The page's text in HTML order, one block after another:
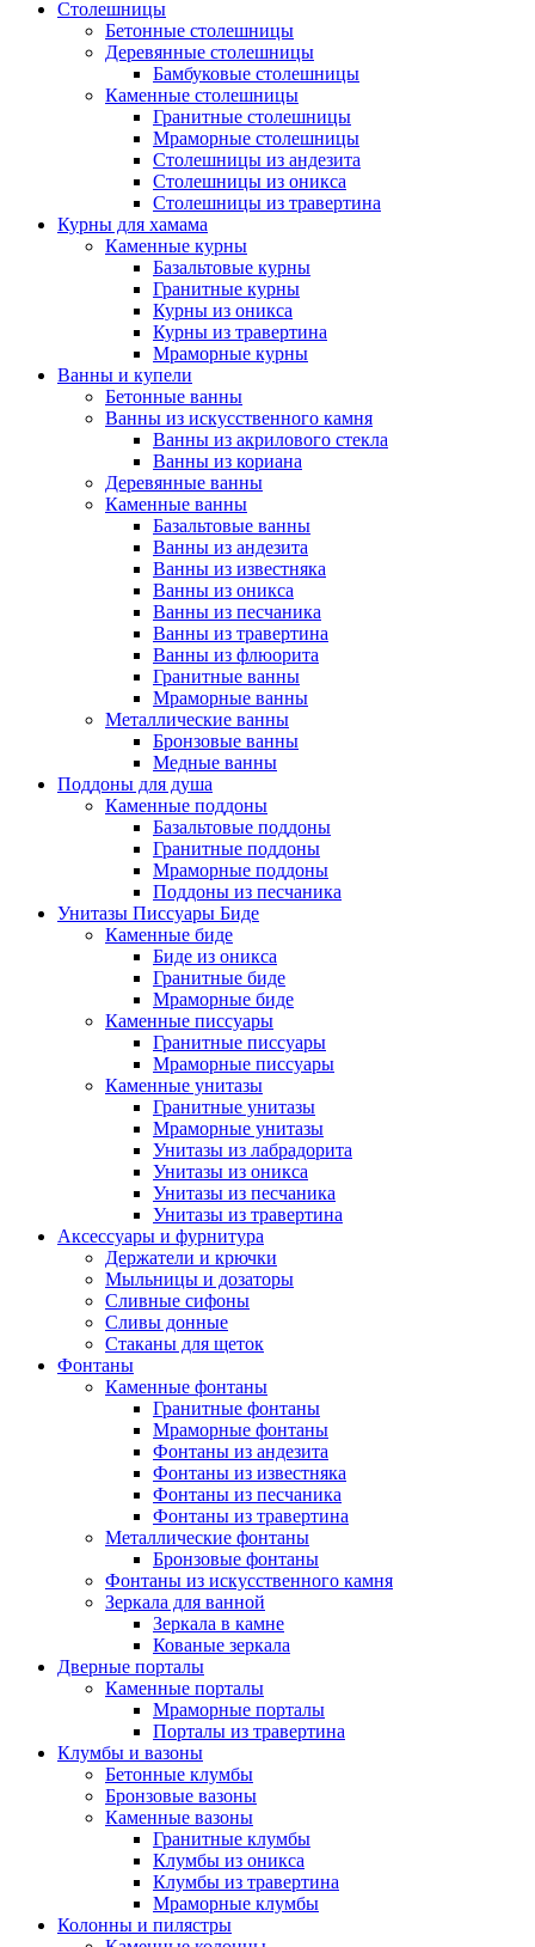
Столешницы
Бетонные столешницы
Деревянные столешницы
Бамбуковые столешницы
Каменные столешницы
Гранитные столешницы
Мраморные столешницы
Столешницы из андезита
Столешницы из оникса
Столешницы из травертина
Курны для хамама
Каменные курны
Базальтовые курны
Гранитные курны
Курны из оникса
Курны из травертина
Мраморные курны
Ванны и купели
Бетонные ванны
Ванны из искусственного камня
Ванны из акрилового стекла
Ванны из кориана
Деревянные ванны
Каменные ванны
Базальтовые ванны
Ванны из андезита
Ванны из известняка
Ванны из оникса
Ванны из песчаника
Ванны из травертина
Ванны из флюорита
Гранитные ванны
Мраморные ванны
Металлические ванны
Бронзовые ванны
Медные ванны
Поддоны для душа
Каменные поддоны
Базальтовые поддоны
Гранитные поддоны
Мраморные поддоны
Поддоны из песчаника
Унитазы Писсуары Биде
Каменные биде
Биде из оникса
Гранитные биде
Мраморные биде
Каменные писсуары
Гранитные писсуары
Мраморные писсуары
Каменные унитазы
Гранитные унитазы
Мраморные унитазы
Унитазы из лабрадорита
Унитазы из оникса
Унитазы из песчаника
Унитазы из травертина
Аксессуары и фурнитура
Держатели и крючки
Мыльницы и дозаторы
Сливные сифоны
Сливы донные
Стаканы для щеток
Фонтаны
Каменные фонтаны
Гранитные фонтаны
Мраморные фонтаны
Фонтаны из андезита
Фонтаны из известняка
Фонтаны из песчаника
Фонтаны из травертина
Металлические фонтаны
Бронзовые фонтаны
Фонтаны из искусственного камня
Зеркала для ванной
Зеркала в камне
Кованые зеркала
Дверные порталы
Каменные порталы
Мраморные порталы
Порталы из травертина
Клумбы и вазоны
Бетонные клумбы
Бронзовые вазоны
Каменные вазоны
Гранитные клумбы
Клумбы из оникса
Клумбы из травертина
Мраморные клумбы
Колонны и пилястры